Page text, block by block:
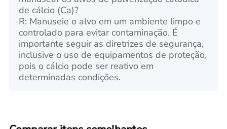
de cálcio (Ca)?
R: Manuseie o alvo em um ambiente limpo e
controlado para evitar contaminação. É
importante seguir as diretrizes de segurança,
inclusive o uso de equipamentos de proteção,
pois o cálcio pode ser reativo em
determinadas condições.